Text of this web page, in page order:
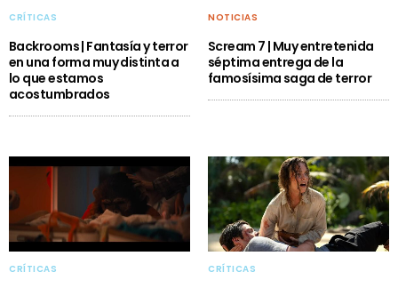
CRÍTICAS
Backrooms | Fantasía y terror
en una forma muy distinta a
lo que estamos
acostumbrados
NOTICIAS
Scream 7 | Muy entretenida
séptima entrega de la
famosísima saga de terror
CRÍTICAS CRÍTICAS